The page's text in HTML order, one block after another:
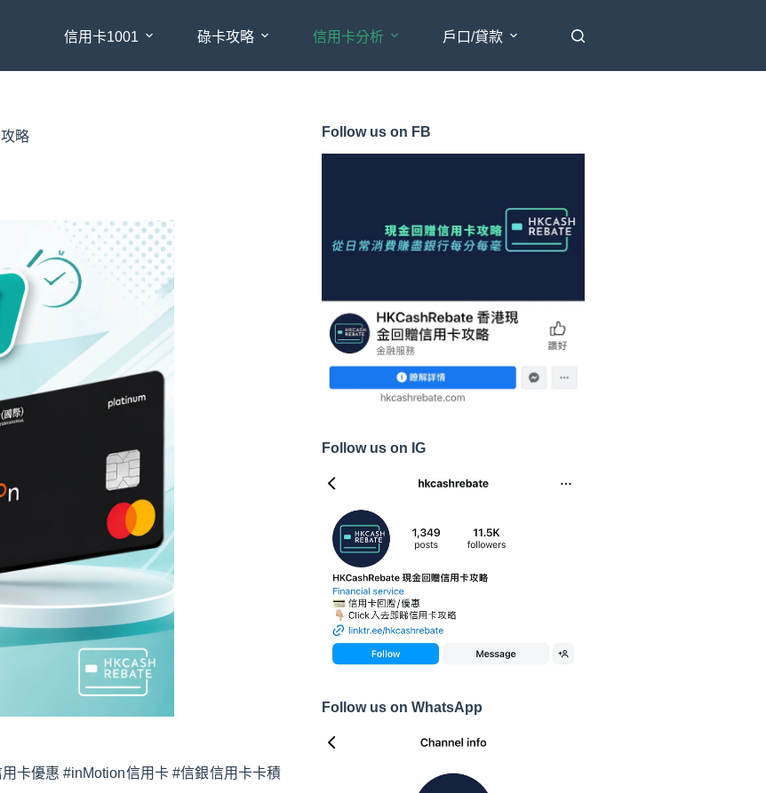
信用卡1001 碌卡攻略 信用卡分析 戶口/貸款
略
卡優惠 #inMotion信用卡 #信銀信用卡卡積
Follow us on FB
Follow us on IG
Follow us on WhatsApp